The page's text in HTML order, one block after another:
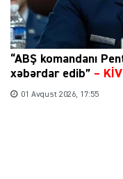
“ABŞ komandanı
xəbərdar edib” – KİV
01 Avqust 2026, 17:55